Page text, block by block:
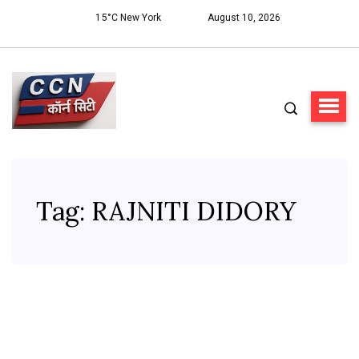
15°C New York August 10, 2026
Tag: RAJNITI DIDORY